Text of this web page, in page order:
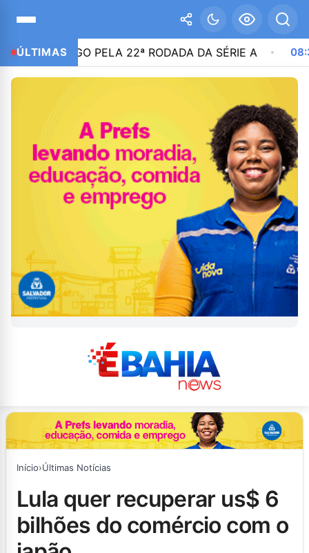
ÚLTIMAS
PELA 22ª RODADA DA SÉRIE A 08:36
Início›Últimas Notícias
lula quer recuperar us$ 6
bilhões do comércio com o